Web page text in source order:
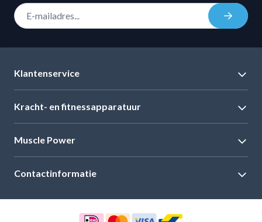
Klantenservice
Kracht- en fitnessapparatuur
Muscle Power
Contactinformatie